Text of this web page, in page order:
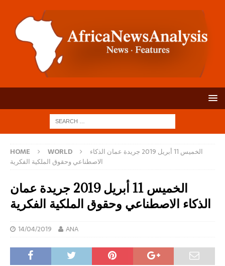
HOME WORLD
الخميس 11 أبريل 2019 جريدة عمان الذكاء
الاصطناعي وحقوق الملكية الفكرية
الخميس 11 أبريل 2019 جريدة عمان
الذكاء الاصطناعي وحقوق الملكية الفكرية
14/04/2019 ANA